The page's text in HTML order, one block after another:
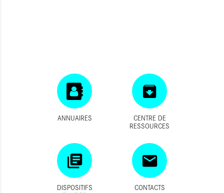
ANNUAIRES
CENTRE DE
RESSOURCES
DISPOSITIFS
CONTACTS